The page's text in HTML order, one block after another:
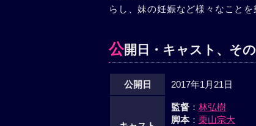
らし、妹の妊娠など様々なこと
公開日・キャスト、そ
公開日 2017年1月21日
監督： 林弘樹
脚本： 栗山宗大